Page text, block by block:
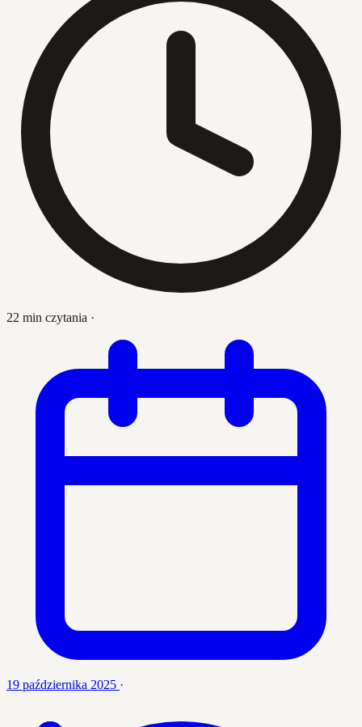
22 min czytania ·
19 października 2025 ·